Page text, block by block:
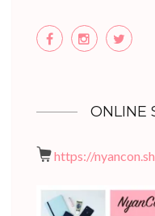
ONLINE
https://